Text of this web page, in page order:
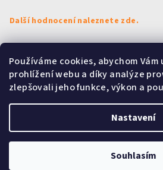
Používáme cookies, abychom
prohlížení webu a díky analýze
zlepšovali jeho funkce, výkon a
Nastavení
Souhlasím
Další hodnocení naleznete zde.
Přijímáme online platby